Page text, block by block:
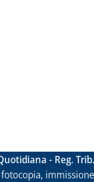
- Reg.